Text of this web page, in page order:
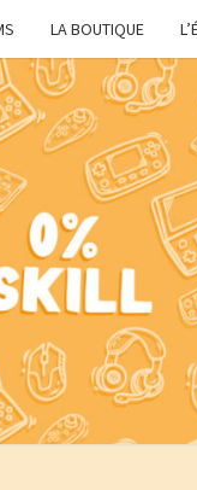
LA BOUTIQUE